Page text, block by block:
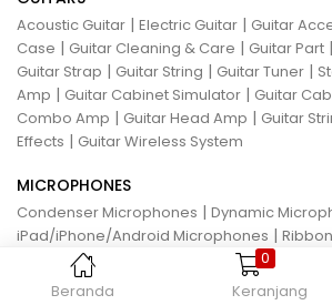
Beranda
0
Keranjang
Acoustic Guitar | Electric Guitar | Guitar
Case | Guitar Cleaning & Care | Guitar Part |
Guitar Strap | Guitar String | Guitar Tuner |
Amp | Guitar Cabinet Simulator | Guitar
Combo Amp | Guitar Head Amp | Guitar
Effects | Guitar Wireless System
MICROPHONES
Condenser Microphones | Dynamic
iPad/iPhone/Android Microphones |
Microphones
USB Microphones|Vocal
Microphones Systems
Handheld Wireless